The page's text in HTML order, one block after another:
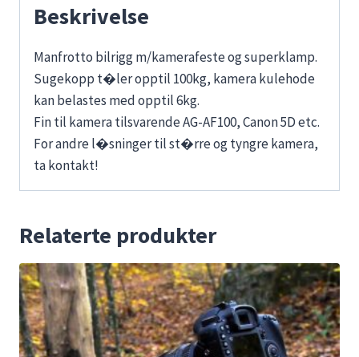
Beskrivelse
Manfrotto bilrigg m/kamerafeste og superklamp.
Sugekopp t�ler opptil 100kg, kamera kulehode
kan belastes med opptil 6kg.
Fin til kamera tilsvarende AG-AF100, Canon 5D etc.
For andre l�sninger til st�rre og tyngre kamera,
ta kontakt!
Relaterte produkter